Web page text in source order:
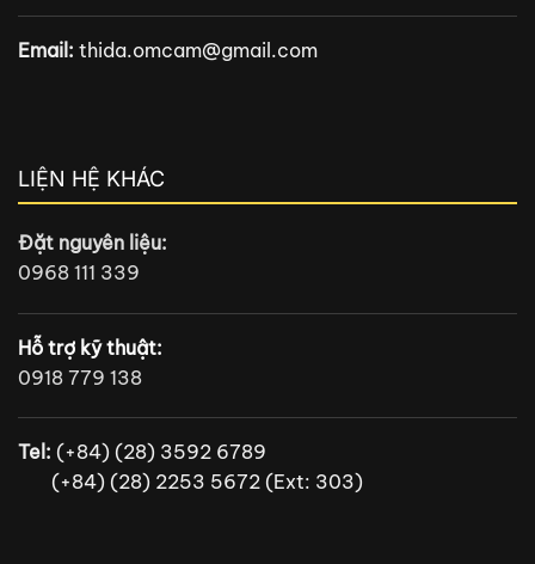
Email: thida.omcam@gmail.com
LIỆN HỆ KHÁC
Đặt nguyên liệu:
0968 111 339
Hỗ trợ kỹ thuật:
0918 779 138
Tel: (+84) (28) 3592 6789
(+84) (28) 2253 5672 (Ext: 303)